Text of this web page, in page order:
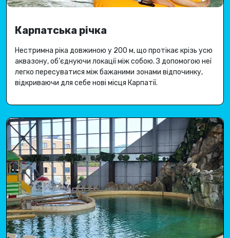
Карпатська річка
Нестримна ріка довжиною у 200 м, що протікає крізь усю
аквазону, об’єднуючи локації між собою.З допомогою неї
легко пересуватися між бажаними зонами відпочинку,
відкриваючи для себе нові місця Карпатії.